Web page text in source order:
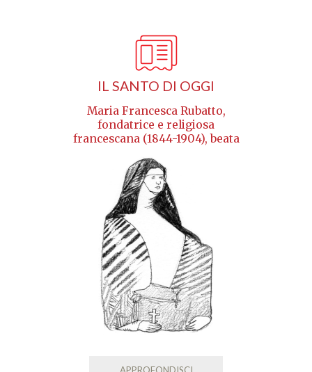
IL SANTO DI OGGI
Maria Francesca Rubatto,
fondatrice e religiosa
francescana (1844-1904), beata